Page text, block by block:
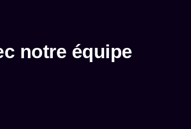
notre équipe